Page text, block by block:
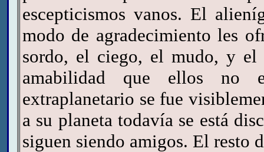
escepticismos vanos. El
modo de agradecimiento les
sordo, el ciego, el mudo, y
amabilidad que ellos no
extraplanetario se fue
a su planeta todavía se está
siguen siendo amigos. El resto